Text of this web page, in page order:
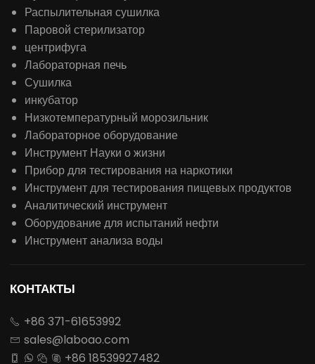
Распылительная сушилка
Паровой стерилизатор
центрифуга
Лабораторная печь
Сушилка
инкубатор
Низкотемпературный морозильник
Лабораторное оборудование
Инструмент Науки о жизни
Прибор для тестирования на наркотики
Инструмент для тестирования пищевых продуктов
Аналитический инструмент
Оборудование для испытаний нефти
Инструмент анализа воды
КОНТАКТЫ
 +86 371-61653992
 sales@laboao.com
    +86 18539927482